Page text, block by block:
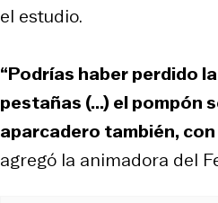
el estudio.
“Podrías haber perdido
pestañas (...) el pompón
aparcadero también,
agregó la animadora del